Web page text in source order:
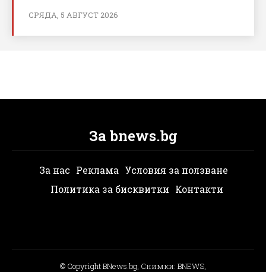
СРЯДА, 5 АВГУСТ 2026
За bnews.bg
За нас Реклама Условия за ползване
Политика за бисквитки Контакти
© Copyright BNews.bg, Снимки: BNEWS,